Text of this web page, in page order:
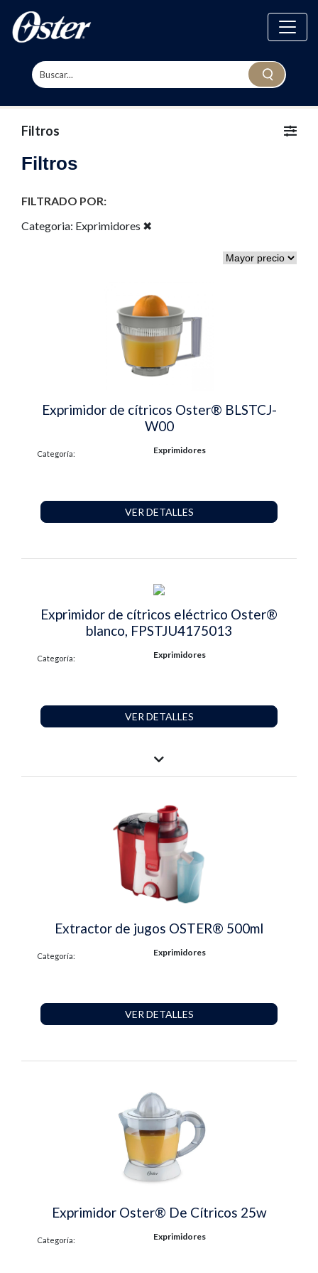
Filtros
Filtros
FILTRADO POR:
Categoria: Exprimidores ✖
Exprimidor de cítricos Oster® BLSTCJ-
W00
Categoría: Exprimidores
VER DETALLES
Exprimidor de cítricos eléctrico Oster®
blanco, FPSTJU4175013
Categoría: Exprimidores
VER DETALLES
Extractor de jugos OSTER® 500ml
Categoría: Exprimidores
VER DETALLES
Exprimidor Oster® De Cítricos 25w
Categoría: Exprimidores